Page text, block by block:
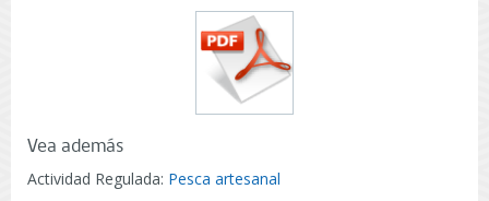
Vea además
Actividad Regulada: Pesca artesanal